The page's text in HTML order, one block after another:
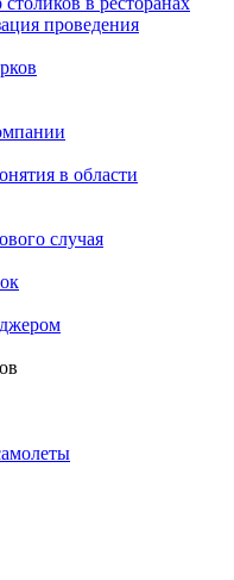
проведения
в области
случая